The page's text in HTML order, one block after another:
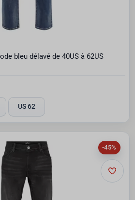
bleu délavé de 40US à 62US
US 62
-45%